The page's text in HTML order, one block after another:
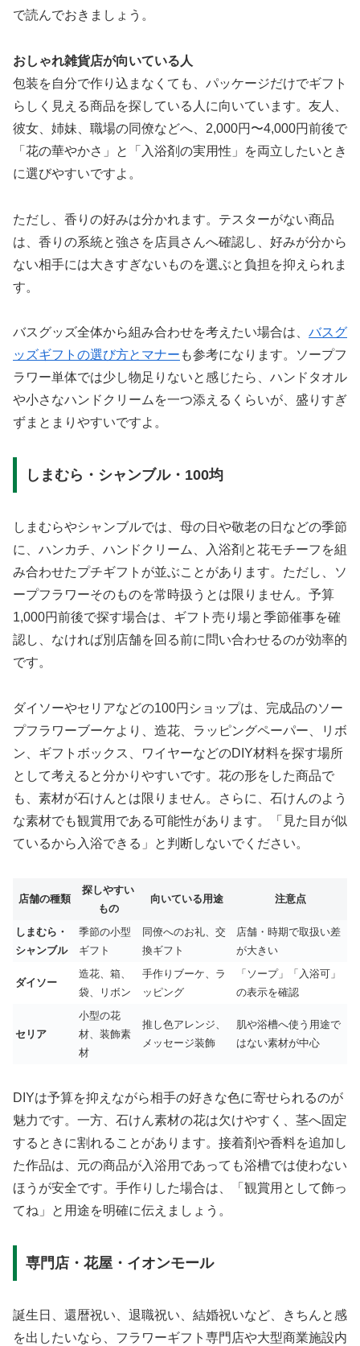
で読んでおきましょう。
おしゃれ雑貨店が向いている人
包装を自分で作り込まなくても、パッケージだけでギフト
らしく見える商品を探している人に向いています。友人、
彼女、姉妹、職場の同僚などへ、2,000円〜4,000円前後で
「花の華やかさ」と「入浴剤の実用性」を両立したいとき
に選びやすいですよ。
ただし、香りの好みは分かれます。テスターがない商品
は、香りの系統と強さを店員さんへ確認し、好みが分から
ない相手には大きすぎないものを選ぶと負担を抑えられま
す。
バスグッズ全体から組み合わせを考えたい場合は、 バスグ
ッズギフトの選び方とマナー も参考になります。ソープフ
ラワー単体では少し物足りないと感じたら、ハンドタオル
や小さなハンドクリームを一つ添えるくらいが、盛りすぎ
ずまとまりやすいですよ。
しまむら・シャンブル・100均
しまむらやシャンブルでは、母の日や敬老の日などの季節
に、ハンカチ、ハンドクリーム、入浴剤と花モチーフを組
み合わせたプチギフトが並ぶことがあります。ただし、ソ
ープフラワーそのものを常時扱うとは限りません。予算
1,000円前後で探す場合は、ギフト売り場と季節催事を確
認し、なければ別店舗を回る前に問い合わせるのが効率的
です。
ダイソーやセリアなどの100円ショップは、完成品のソー
プフラワーブーケより、造花、ラッピングペーパー、リボ
ン、ギフトボックス、ワイヤーなどのDIY材料を探す場所
として考えると分かりやすいです。花の形をした商品で
も、素材が石けんとは限りません。さらに、石けんのよう
な素材でも観賞用である可能性があります。「見た目が似
ているから入浴できる」と判断しないでください。
店舗の種類
探しやすい
もの
向いている用途 注意点
しまむら・
シャンブル
季節の小型
ギフト
同僚へのお礼、交
換ギフト
店舗・時期で取扱い差
が大きい
ダイソー
造花、箱、
袋、リボン
手作りブーケ、ラ
ッピング
「ソープ」「入浴可」
の表示を確認
セリア
小型の花
材、装飾素
材
推し色アレンジ、
メッセージ装飾
肌や浴槽へ使う用途で
はない素材が中心
DIYは予算を抑えながら相手の好きな色に寄せられるのが
魅力です。一方、石けん素材の花は欠けやすく、茎へ固定
するときに割れることがあります。接着剤や香料を追加し
た作品は、元の商品が入浴用であっても浴槽では使わない
ほうが安全です。手作りした場合は、「観賞用として飾っ
てね」と用途を明確に伝えましょう。
専門店・花屋・イオンモール
誕生日、還暦祝い、退職祝い、結婚祝いなど、きちんと感
を出したいなら、フラワーギフト専門店や大型商業施設内